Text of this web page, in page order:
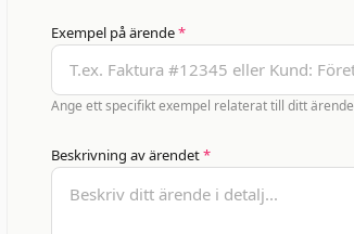
Exempel på ärende*
Ange ett specifikt exempel relaterat till ditt ärende
Beskrivning av ärendet*